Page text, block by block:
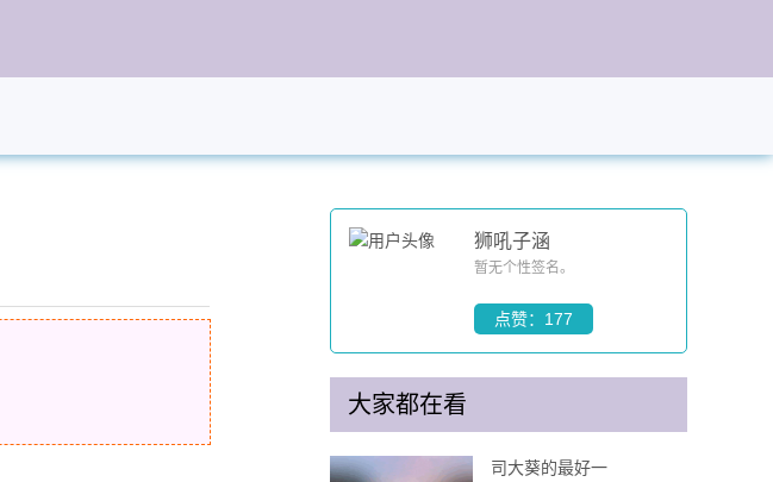
狮吼子涵
暂无个性签名。
点赞：177
大家都在看
司大葵的最好一